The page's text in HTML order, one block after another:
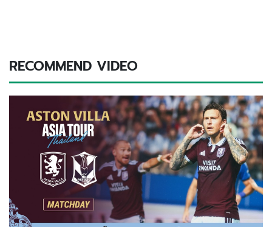
RECOMMEND VIDEO